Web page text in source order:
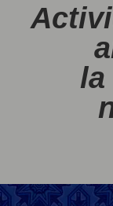
la